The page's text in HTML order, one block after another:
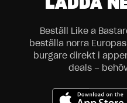
Beställ Like a
beställa norra
burgare direkt i
deals –